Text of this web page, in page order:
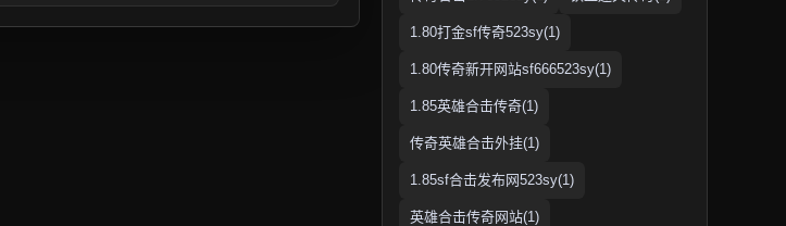
1.80打金sf传奇523sy(1)
1.80传奇新开网站sf666523sy(1)
1.85英雄合击传奇(1)
传奇英雄合击外挂(1)
1.85sf合击发布网523sy(1)
英雄合击传奇网站(1)